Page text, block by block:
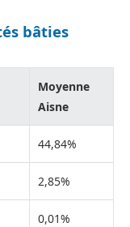
bâties
Moyenne
Aisne
44,84%
2,85%
0,01%